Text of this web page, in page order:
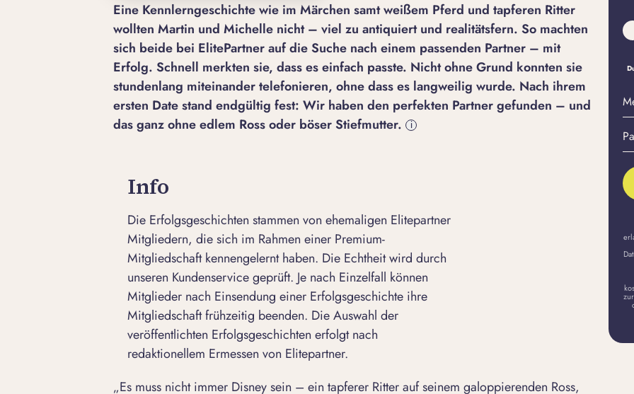
Eine Kennlerngeschichte wie im Märchen samt weißem Pferd und tapferen Ritter
wollten Martin und Michelle nicht – viel zu antiquiert und realitätsfern. So machten
sich beide bei ElitePartner auf die Suche nach einem passenden Partner – mit
Erfolg. Schnell merkten sie, dass es einfach passte. Nicht ohne Grund konnten sie
stundenlang miteinander telefonieren, ohne dass es langweilig wurde. Nach ihrem
ersten Date stand endgültig fest: Wir haben den perfekten Partner gefunden – und
das ganz ohne edlem Ross oder böser Stiefmutter.
i
Info
Die Erfolgsgeschichten stammen von ehemaligen Elitepartner
Mitgliedern, die sich im Rahmen einer Premium-
Mitgliedschaft kennengelernt haben. Die Echtheit wird durch
unseren Kundenservice geprüft. Je nach Einzelfall können
Mitglieder nach Einsendung einer Erfolgsgeschichte ihre
Mitgliedschaft frühzeitig beenden. Die Auswahl der
veröffentlichten Erfolgsgeschichten erfolgt nach
redaktionellem Ermessen von Elitepartner.
„Es muss nicht immer Disney sein – ein tapferer Ritter auf seinem galoppierenden Ross,
E-